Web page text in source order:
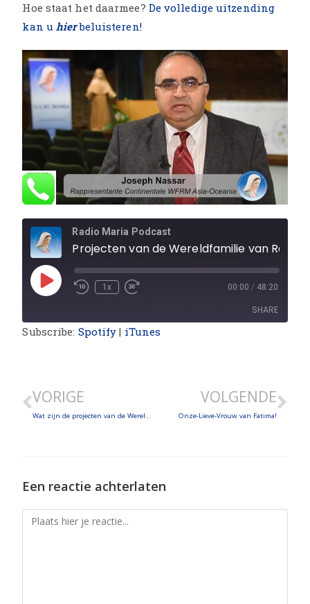
Hoe staat het daarmee? De volledige uitzending
kan uhier beluisteren!
Radio Maria Podcast
1x 00:00 / 48:20
SHARE
Subscribe: Spotify | iTunes
VORIGE
Wat zijn de projecten van de Wereldfamilie van Radio Maria op het Afrikaans continent? Waar hebben we uw steun voor nodig?
VOLGENDE
Onze-Lieve-Vrouw van Fatima!
Een reactie achterlaten